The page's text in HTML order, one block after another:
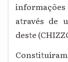
através de
deste